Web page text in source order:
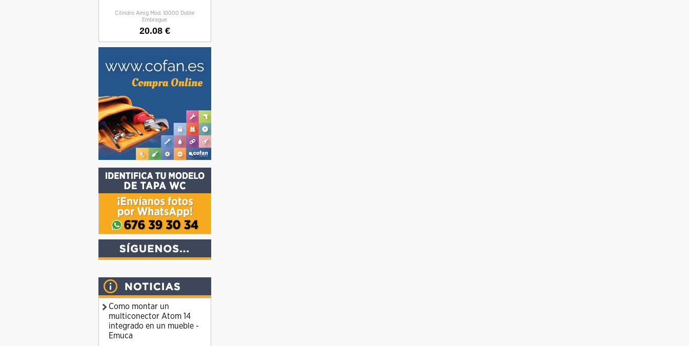
Cilindro Amig Mod. 10000 Doble
Embrague
20.08 €
Como montar un
multiconector Atom 14
integrado en un mueble -
Emuca